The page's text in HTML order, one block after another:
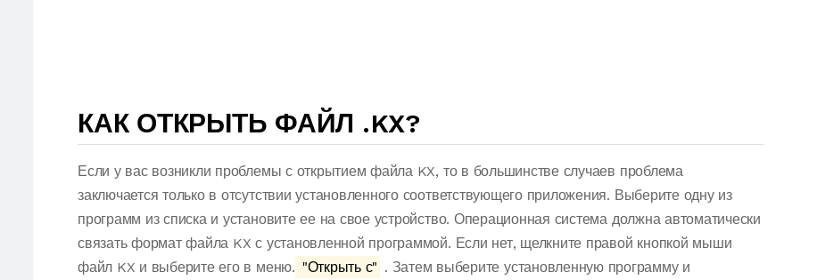
КАК ОТКРЫТЬ ФАЙЛ .KX?
Если у вас возникли проблемы с открытием файла KX, то в большинстве случаев проблема
заключается только в отсутствии установленного соответствующего приложения. Выберите одну из
программ из списка и установите ее на свое устройство. Операционная система должна автоматически
связать формат файла KX с установленной программой. Если нет, щелкните правой кнопкой мыши
файл KX и выберите его в меню. "Открыть с" . Затем выберите установленную программу и